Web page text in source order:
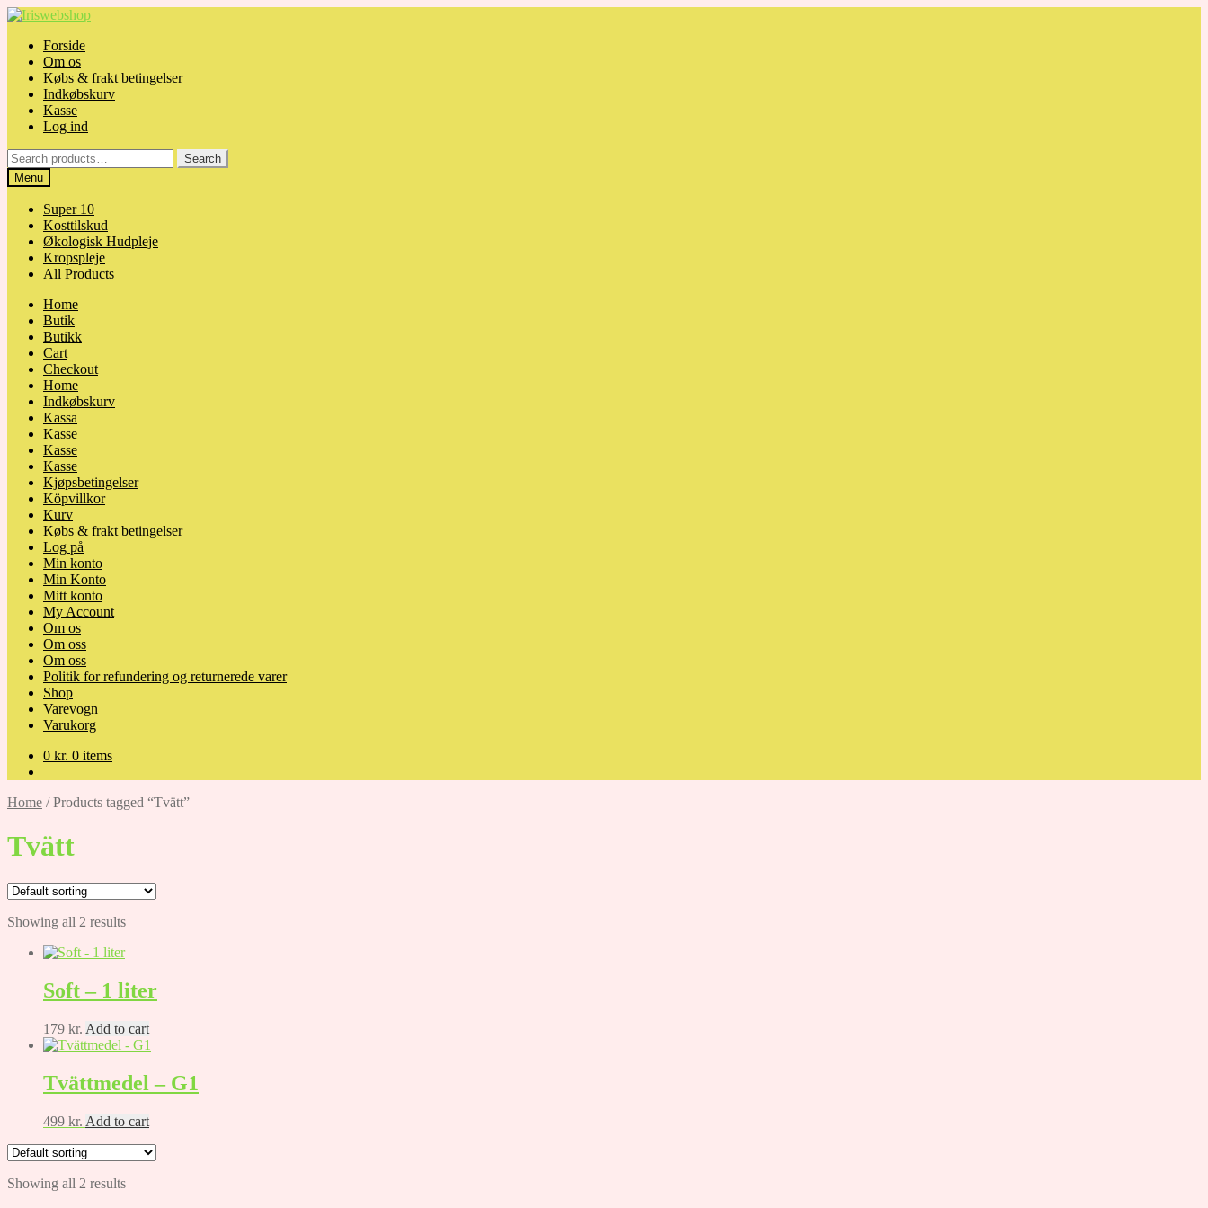
Skip
navigation
Skip
contentForside
Om os
Købs & frakt betingelser
Indkøbskurv
Kasse
Log ind
Search
for:
Search
Menu
Super 10
Kosttilskud
Økologisk Hudpleje
Kropspleje
All Products
Home
Butik
Butikk
Cart
Checkout
Home
Indkøbskurv
Kassa
Kasse
Kasse
Kasse
Kjøpsbetingelser
Köpvillkor
Kurv
Købs & frakt betingelser
Log på
Min konto
Min Konto
Mitt konto
My Account
Om os
Om oss
Om oss
Politik for refundering og returnerede varer
Shop
Varevogn
Varukorg
0 kr. 0 items
Home /Products tagged “Tvätt”
Tvätt
Showing all 2 results
Soft – 1 liter
179 kr. Add to cart
Tvättmedel – G1
499 kr. Add to cart
Showing all 2 results